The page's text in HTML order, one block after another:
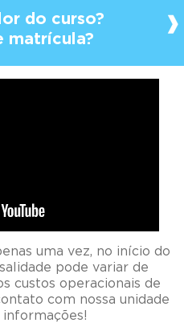
do curso?
matrícula?
uma vez, no início do
pode variar de
custos operacionais de
com nossa unidade
informações!